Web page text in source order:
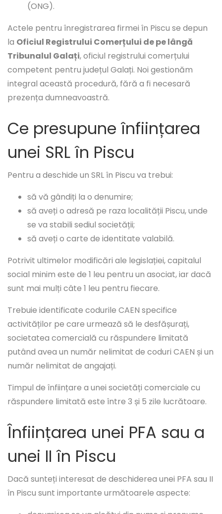
(ONG).
Actele pentru înregistrarea firmei în Piscu se depun
la Oficiul Registrului Comerțului de pe lângă
Tribunalul Galați, oficiul registrului comerțului
competent pentru județul Galați. Noi gestionăm
integral această procedură, fără a fi necesară
prezența dumneavoastră.
Ce presupune înființarea
unei SRL în Piscu
Pentru a deschide un SRL în Piscu va trebui:
să vă gândiți la o denumire;
să aveți o adresă pe raza localității Piscu, unde
se va stabili sediul societății;
să aveți o carte de identitate valabilă.
Potrivit ultimelor modificări ale legislației, capitalul
social minim este de 1 leu pentru un asociat, iar dacă
sunt mai mulți câte 1 leu pentru fiecare.
Trebuie identificate codurile CAEN specifice
activităților pe care urmează să le desfășurați,
societatea comercială cu răspundere limitată
putând avea un număr nelimitat de coduri CAEN și un
număr nelimitat de angajați.
Timpul de înființare a unei societăți comerciale cu
răspundere limitată este între 3 și 5 zile lucrătoare.
Înființarea unei PFA sau a
unei II în Piscu
Dacă sunteți interesat de deschiderea unei PFA sau II
în Piscu sunt importante următoarele aspecte: